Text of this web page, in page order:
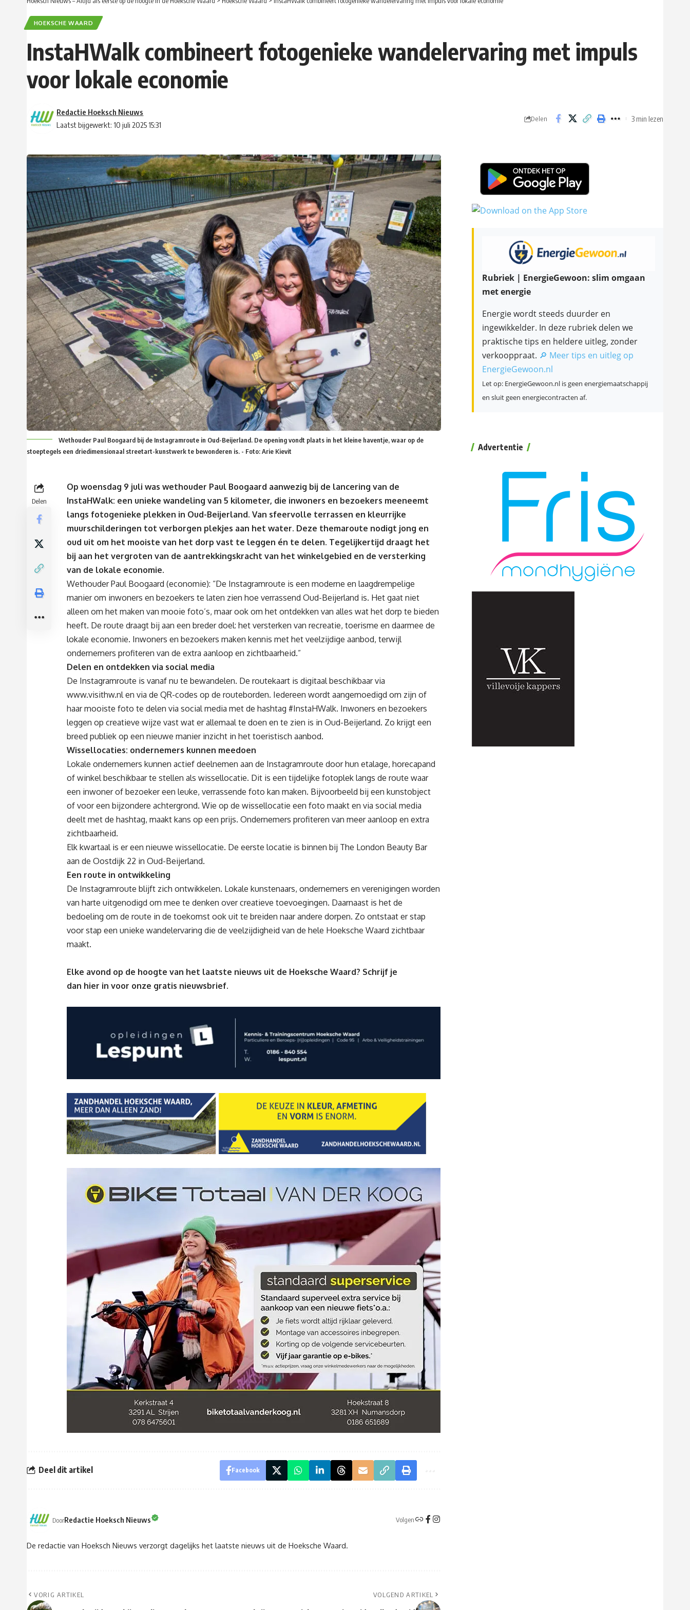
HOEKSCHE WAARD
InstaHWalk combineert fotogenieke wandelervaring met impuls
voor lokale economie
Laatst bijgewerkt: 10 juli 2025 15:31
Redactie Hoeksch Nieuws
Delen 3 min lezen
Wethouder Paul Boogaard bij de Instagramroute in Oud-Beijerland. De opening vondt plaats in het kleine haventje, waar op de
stoeptegels een driedimensionaal streetart-kunstwerk te bewonderen is. - Foto: Arie Kievit
Delen
Op woensdag 9 juli was wethouder Paul Boogaard aanwezig bij de lancering van de
InstaHWalk: een unieke wandeling van 5 kilometer, die inwoners en bezoekers meeneemt
langs fotogenieke plekken in Oud-Beijerland. Van sfeervolle terrassen en kleurrijke
muurschilderingen tot verborgen plekjes aan het water. Deze themaroute nodigt jong en
oud uit om het mooiste van het dorp vast te leggen én te delen. Tegelijkertijd draagt het
bij aan het vergroten van de aantrekkingskracht van het winkelgebied en de versterking
van de lokale economie.
Wethouder Paul Boogaard (economie): “De Instagramroute is een moderne en laagdrempelige
manier om inwoners en bezoekers te laten zien hoe verrassend Oud-Beijerland is. Het gaat niet
alleen om het maken van mooie foto’s, maar ook om het ontdekken van alles wat het dorp te bieden
heeft. De route draagt bij aan een breder doel: het versterken van recreatie, toerisme en daarmee de
lokale economie. Inwoners en bezoekers maken kennis met het veelzijdige aanbod, terwijl
ondernemers profiteren van de extra aanloop en zichtbaarheid.”
Delen en ontdekken via social media
De Instagramroute is vanaf nu te bewandelen. De routekaart is digitaal beschikbaar via
www.visithw.nl en via de QR-codes op de routeborden. Iedereen wordt aangemoedigd om zijn of
haar mooiste foto te delen via social media met de hashtag #InstaHWalk. Inwoners en bezoekers
leggen op creatieve wijze vast wat er allemaal te doen en te zien is in Oud-Beijerland. Zo krijgt een
breed publiek op een nieuwe manier inzicht in het toeristisch aanbod.
Wissellocaties: ondernemers kunnen meedoen
Lokale ondernemers kunnen actief deelnemen aan de Instagramroute door hun etalage, horecapand
of winkel beschikbaar te stellen als wissellocatie. Dit is een tijdelijke fotoplek langs de route waar
een inwoner of bezoeker een leuke, verrassende foto kan maken. Bijvoorbeeld bij een kunstobject
of voor een bijzondere achtergrond. Wie op de wissellocatie een foto maakt en via social media
deelt met de hashtag, maakt kans op een prijs. Ondernemers profiteren van meer aanloop en extra
zichtbaarheid.
Elk kwartaal is er een nieuwe wissellocatie. De eerste locatie is binnen bij The London Beauty Bar
aan de Oostdijk 22 in Oud-Beijerland.
Een route in ontwikkeling
De Instagramroute blijft zich ontwikkelen. Lokale kunstenaars, ondernemers en verenigingen worden
van harte uitgenodigd om mee te denken over creatieve toevoegingen. Daarnaast is het de
bedoeling om de route in de toekomst ook uit te breiden naar andere dorpen. Zo ontstaat er stap
voor stap een unieke wandelervaring die de veelzijdigheid van de hele Hoeksche Waard zichtbaar
maakt.
Elke avond op de hoogte van het laatste nieuws uit de Hoeksche Waard? Schrijf je
dan hier in voor onze gratis nieuwsbrief.
Deel dit artikel Facebook
DoorRedactie Hoeksch Nieuws Volgen
De redactie van Hoeksch Nieuws verzorgt dagelijks het laatste nieuws uit de Hoeksche Waard.
VORIG ARTIKEL VOLGEND ARTIKEL
Rubriek | EnergieGewoon: slim omgaan
met energie
Energie wordt steeds duurder en
ingewikkelder. In deze rubriek delen we
praktische tips en heldere uitleg, zonder
verkooppraat. 🔎 Meer tips en uitleg op
EnergieGewoon.nl
Let op: EnergieGewoon.nl is geen energiemaatschappij
en sluit geen energiecontracten af.
Advertentie